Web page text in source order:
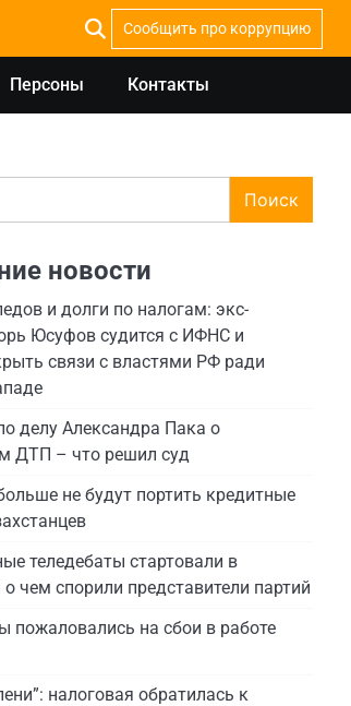
Сообщить про коррупцию
Персоны Контакты
Поиск
новости
и долги по налогам: экс-
Юсуфов судится с ИФНС и
связи с властями РФ ради
делу Александра Пака о
ДТП – что решил суд
не будут портить кредитные
теледебаты стартовали в
о чем спорили представители партий
пожаловались на сбои в работе
налоговая обратилась к